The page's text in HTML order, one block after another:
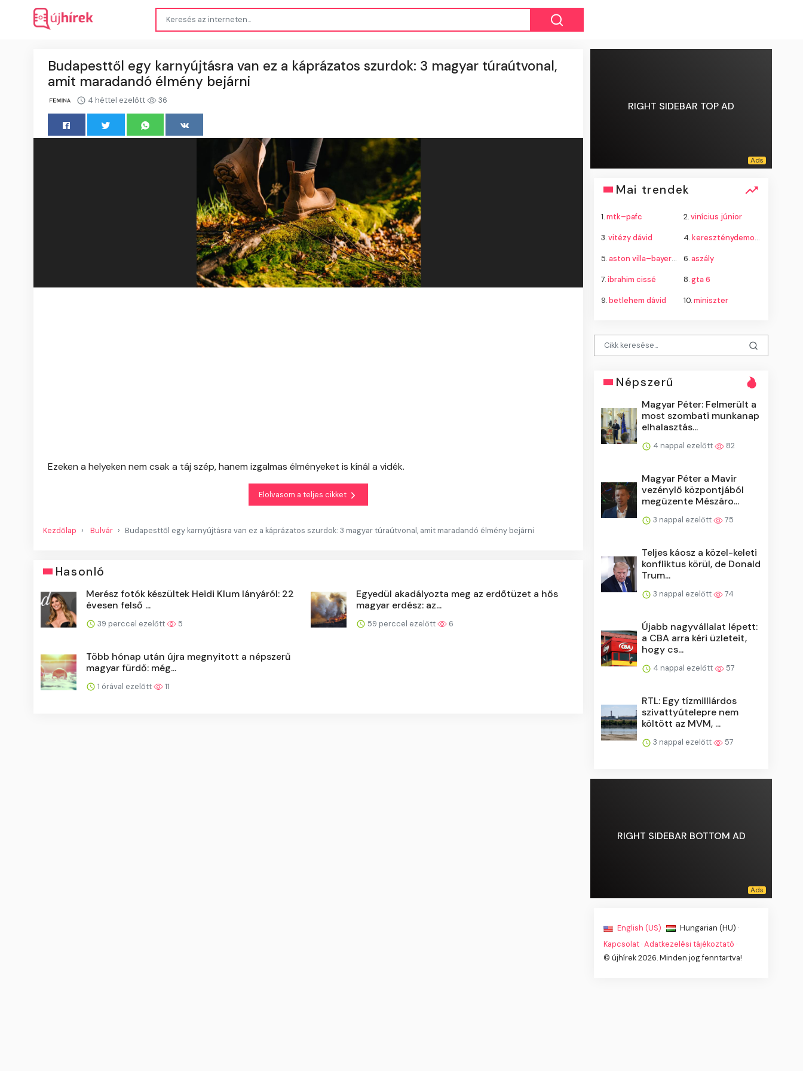
Budapesttől egy karnyújtásra van ez a káprázatos szurdok: 3 magyar túraútvonal,
amit maradandó élmény bejárni
4 héttel ezelőtt 36
Ezeken a helyeken nem csak a táj szép, hanem izgalmas élményeket is kínál a vidék.
Elolvasom a teljes cikket
Kezdőlap Bulvár Budapesttől egy karnyújtásra van ez a káprázatos szurdok: 3 magyar túraútvonal, amit maradandó élmény bejárni
Hasonló
Merész fotók készültek Heidi Klum lányáról: 22
évesen felső ...
39 perccel ezelőtt 5
Egyedül akadályozta meg az erdőtüzet a hős
magyar erdész: az...
59 perccel ezelőtt 6
Több hónap után újra megnyitott a népszerű
magyar fürdő: még...
1 órával ezelőtt 11
RIGHT SIDEBAR TOP AD
Mai trendek
1.mtk–pafc 2.vinícius júnior
3.vitézy dávid 4.kereszténydemokrata néppárt
5.aston villa–bayern münchen 6.aszály
7.ibrahim cissé 8.gta 6
9.betlehem dávid 10.miniszter
Népszerű
Magyar Péter: Felmerült a
most szombati munkanap
elhalasztás...
4 nappal ezelőtt 82
Magyar Péter a Mavir
vezénylő központjából
megüzente Mészáro...
3 nappal ezelőtt 75
Teljes káosz a közel-keleti
konfliktus körül, de Donald
Trum...
3 nappal ezelőtt 74
Újabb nagyvállalat lépett:
a CBA arra kéri üzleteit,
hogy cs...
4 nappal ezelőtt 57
RTL: Egy tízmilliárdos
szivattyútelepre nem
költött az MVM, ...
3 nappal ezelőtt 57
RIGHT SIDEBAR BOTTOM AD
English (US) ·
Hungarian (HU) ·
Kapcsolat ·Adatkezelési tájékoztató ·
© újhírek 2026. Minden jog fenntartva!